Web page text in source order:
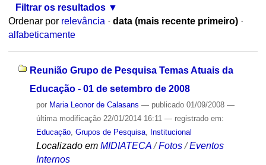
Filtrar os resultados
Ordenar por relevância · data (mais recente primeiro) ·
alfabeticamente
Reunião Grupo de Pesquisa Temas Atuais da
Educação - 01 de setembro de 2008
por Maria Leonor de Calasans — publicado01/09/2008 —
última modificação22/01/2014 16:11 — registrado em:
Educação, Grupos de Pesquisa, Institucional
Localizado em MIDIATECA /Fotos /Eventos
Internos